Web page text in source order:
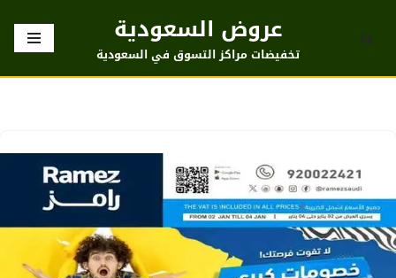
تخطى
عروض السعودية
تخفيضات مراكز التسوق في السعودية